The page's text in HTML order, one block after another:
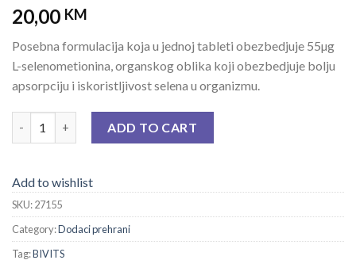
20,00 KM
Posebna formulacija koja u jednoj tableti obezbedjuje 55µg
L-selenometionina, organskog oblika koji obezbedjuje bolju
apsorpciju i iskoristljivost selena u organizmu.
ADD TO CART
Add to wishlist
SKU:27155
Category:Dodaci prehrani
Tag:BIVITS